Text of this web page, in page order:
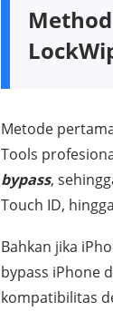
Metode
Tools
bypass,
Touch ID,
Bahkan jika
bypass iPhone
kompatibilitas